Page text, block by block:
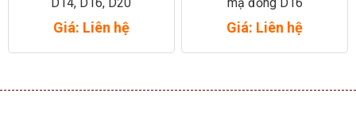
Giá: Liên hệ Giá: Liên hệ